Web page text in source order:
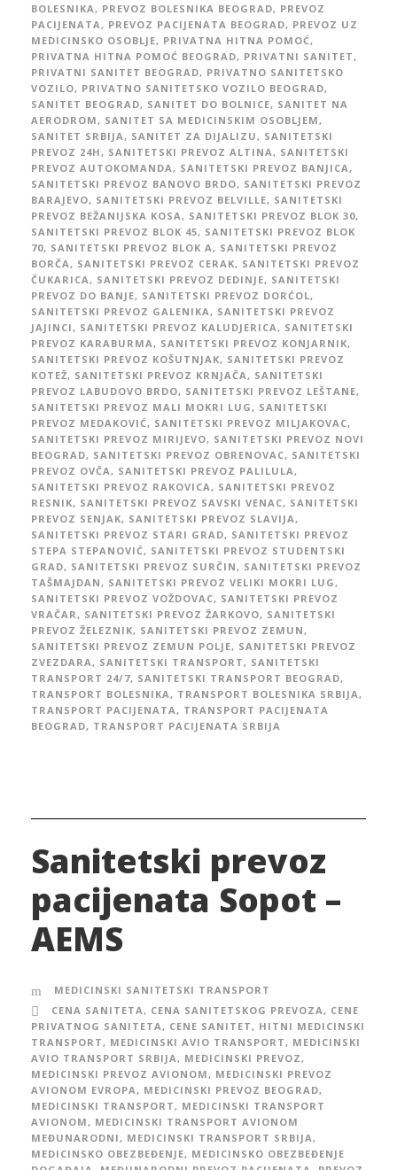
BOLESNIKA , PREVOZ BOLESNIKA BEOGRAD, PREVOZ
PACIJENATA , PREVOZ PACIJENATA BEOGRAD, PREVOZ UZ
MEDICINSKO OSOBLJE, PRIVATNA HITNA POMOĆ,
PRIVATNA HITNA POMOĆ BEOGRAD, PRIVATNI SANITET ,
PRIVATNI SANITET BEOGRAD, PRIVATNO SANITETSKO
VOZILO, PRIVATNO SANITETSKO VOZILO BEOGRAD,
SANITET BEOGRAD, SANITET DO BOLNICE, SANITET NA
AERODROM , SANITET SA MEDICINSKIM OSOBLJEM ,
SANITET SRBIJA , SANITET ZA DIJALIZU , SANITETSKI
PREVOZ 24H , SANITETSKI PREVOZ ALTINA , SANITETSKI
PREVOZ AUTOKOMANDA , SANITETSKI PREVOZ BANJICA ,
SANITETSKI PREVOZ BANOVO BRDO, SANITETSKI PREVOZ
BARAJEVO, SANITETSKI PREVOZ BELVILLE, SANITETSKI
PREVOZ BEŽANIJSKA KOSA , SANITETSKI PREVOZ BLOK 30,
SANITETSKI PREVOZ BLOK 45, SANITETSKI PREVOZ BLOK
70, SANITETSKI PREVOZ BLOK A , SANITETSKI PREVOZ
BORČA , SANITETSKI PREVOZ CERAK, SANITETSKI PREVOZ
ČUKARICA , SANITETSKI PREVOZ DEDINJE, SANITETSKI
PREVOZ DO BANJE, SANITETSKI PREVOZ DORĆOL,
SANITETSKI PREVOZ GALENIKA , SANITETSKI PREVOZ
JAJINCI , SANITETSKI PREVOZ KALUDJERICA , SANITETSKI
PREVOZ KARABURMA , SANITETSKI PREVOZ KONJARNIK,
SANITETSKI PREVOZ KOŠUTNJAK, SANITETSKI PREVOZ
KOTEŽ, SANITETSKI PREVOZ KRNJAČA , SANITETSKI
PREVOZ LABUDOVO BRDO, SANITETSKI PREVOZ LEŠTANE,
SANITETSKI PREVOZ MALI MOKRI LUG , SANITETSKI
PREVOZ MEDAKOVIĆ, SANITETSKI PREVOZ MILJAKOVAC,
SANITETSKI PREVOZ MIRIJEVO, SANITETSKI PREVOZ NOVI
BEOGRAD, SANITETSKI PREVOZ OBRENOVAC, SANITETSKI
PREVOZ OVČA , SANITETSKI PREVOZ PALILULA ,
SANITETSKI PREVOZ RAKOVICA , SANITETSKI PREVOZ
RESNIK, SANITETSKI PREVOZ SAVSKI VENAC, SANITETSKI
PREVOZ SENJAK, SANITETSKI PREVOZ SLAVIJA ,
SANITETSKI PREVOZ STARI GRAD, SANITETSKI PREVOZ
STEPA STEPANOVIĆ, SANITETSKI PREVOZ STUDENTSKI
GRAD, SANITETSKI PREVOZ SURČIN , SANITETSKI PREVOZ
TAŠMAJDAN , SANITETSKI PREVOZ VELIKI MOKRI LUG ,
SANITETSKI PREVOZ VOŽDOVAC, SANITETSKI PREVOZ
VRAČAR , SANITETSKI PREVOZ ŽARKOVO, SANITETSKI
PREVOZ ŽELEZNIK, SANITETSKI PREVOZ ZEMUN ,
SANITETSKI PREVOZ ZEMUN POLJE, SANITETSKI PREVOZ
ZVEZDARA , SANITETSKI TRANSPORT , SANITETSKI
TRANSPORT 24/7, SANITETSKI TRANSPORT BEOGRAD,
TRANSPORT BOLESNIKA , TRANSPORT BOLESNIKA SRBIJA ,
TRANSPORT PACIJENATA , TRANSPORT PACIJENATA
BEOGRAD, TRANSPORT PACIJENATA SRBIJA
Sanitetski prevoz
pacijenata Sopot –
AEMS
MEDICINSKI SANITETSKI TRANSPORT
CENA SANITETA, CENA SANITETSKOG PREVOZA, CENE
PRIVATNOG SANITETA, CENE SANITET, HITNI MEDICINSKI
TRANSPORT, MEDICINSKI AVIO TRANSPORT, MEDICINSKI
AVIO TRANSPORT SRBIJA, MEDICINSKI PREVOZ,
MEDICINSKI PREVOZ AVIONOM, MEDICINSKI PREVOZ
AVIONOM EVROPA, MEDICINSKI PREVOZ BEOGRAD,
MEDICINSKI TRANSPORT, MEDICINSKI TRANSPORT
AVIONOM, MEDICINSKI TRANSPORT AVIONOM
MEĐUNARODNI, MEDICINSKI TRANSPORT SRBIJA,
MEDICINSKO OBEZBEĐENJE, MEDICINSKO OBEZBEĐENJE